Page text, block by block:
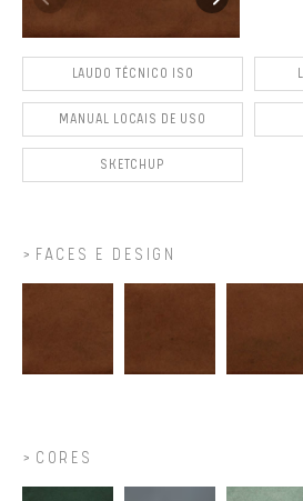
LAUDO TÉCNICO ISO
MANUAL LOCAIS DE USO
SKETCHUP
FACES E DESIGN
CORES